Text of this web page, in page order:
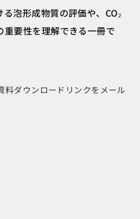
泡形成物質の評価や、CO₂
要性を理解できる一冊で
ダウンロードリンクをメール